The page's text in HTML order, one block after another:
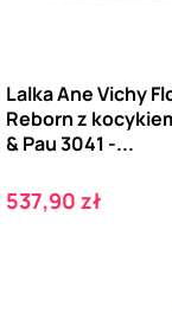
Lalka Ane Vichy
Reborn z
& Pau 3041 -...
Cena
537,90 zł